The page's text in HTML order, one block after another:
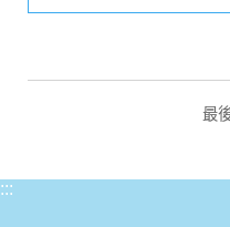
最
:::